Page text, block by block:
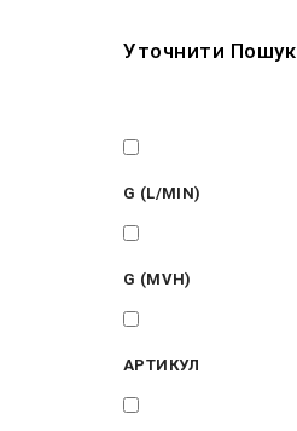
Уточнити Пошук
G (L/MIN)
G (MVH)
АРТИКУЛ